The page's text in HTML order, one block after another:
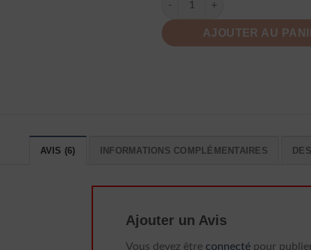
AJOUTER AU
AVIS (6) INFORMATIONS COMPLÉMENTAIRES
Ajouter un Avis
Vous devez être connectépour